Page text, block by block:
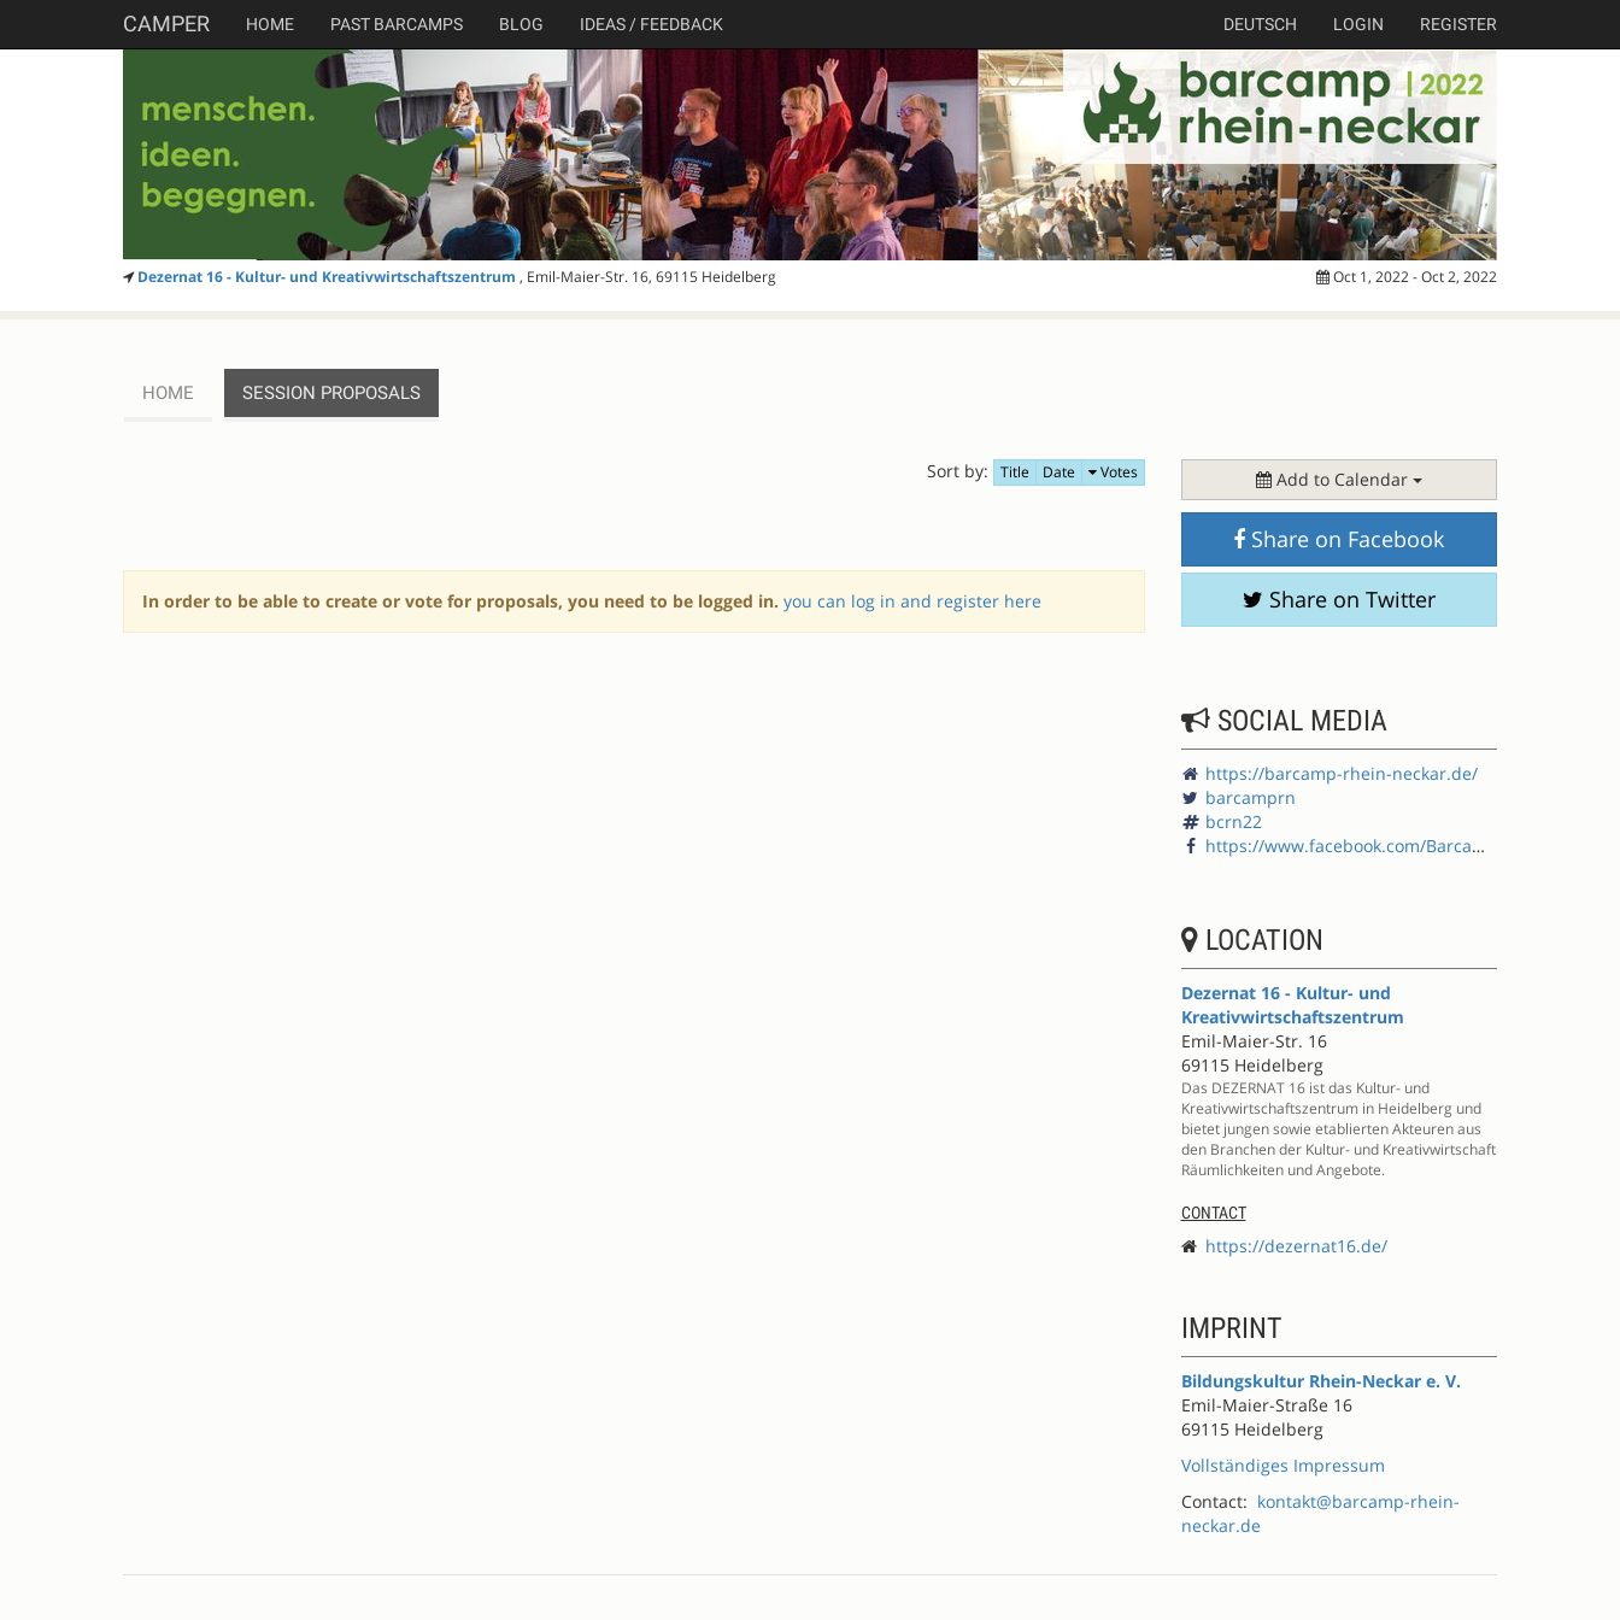
CAMPER HOME PAST BARCAMPS BLOG IDEAS / FEEDBACK DEUTSCH LOGIN REGISTER
Dezernat 16 - Kultur- und Kreativwirtschaftszentrum , Emil-Maier-Str. 16, 69115 Heidelberg Oct 1, 2022 - Oct 2, 2022
HOME SESSION PROPOSALS
Sort by: Title Date Votes
In order to be able to create or vote for proposals, you need to be logged in. you can log in and register here
Add to Calendar
Share on Facebook
Share on Twitter
SOCIAL MEDIA
https://barcamp-rhein-neckar.de/
barcamprn
bcrn22
https://www.facebook.com/BarcampRheinNeckar/
LOCATION
Dezernat 16 - Kultur- und
Kreativwirtschaftszentrum
Emil-Maier-Str. 16
69115 Heidelberg
Das DEZERNAT 16 ist das Kultur- und
Kreativwirtschaftszentrum in Heidelberg und
bietet jungen sowie etablierten Akteuren aus
den Branchen der Kultur- und Kreativwirtschaft
Räumlichkeiten und Angebote.
CONTACT
https://dezernat16.de/
IMPRINT
Bildungskultur Rhein-Neckar e. V.
Emil-Maier-Straße 16
69115 Heidelberg
Vollständiges Impressum
Contact: kontakt@barcamp-rhein-
neckar.de